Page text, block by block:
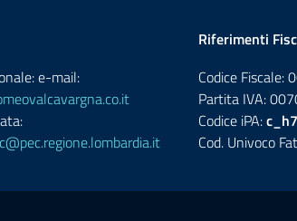
e-mail:
Riferimenti
Codice
Partita IVA:
Codice iPA:
Cod. Univoco